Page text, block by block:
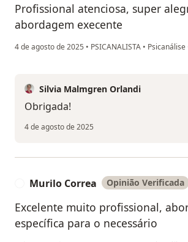
Profissional atenciosa, super
abordagem execente
4 de agosto de 2025 • PSICANALISTA • Psicanálise
Silvia Malmgren Orlandi
Obrigada!
4 de agosto de 2025
Murilo Correa Opinião Verificada
Excelente muito profissional,
específica para o necessário